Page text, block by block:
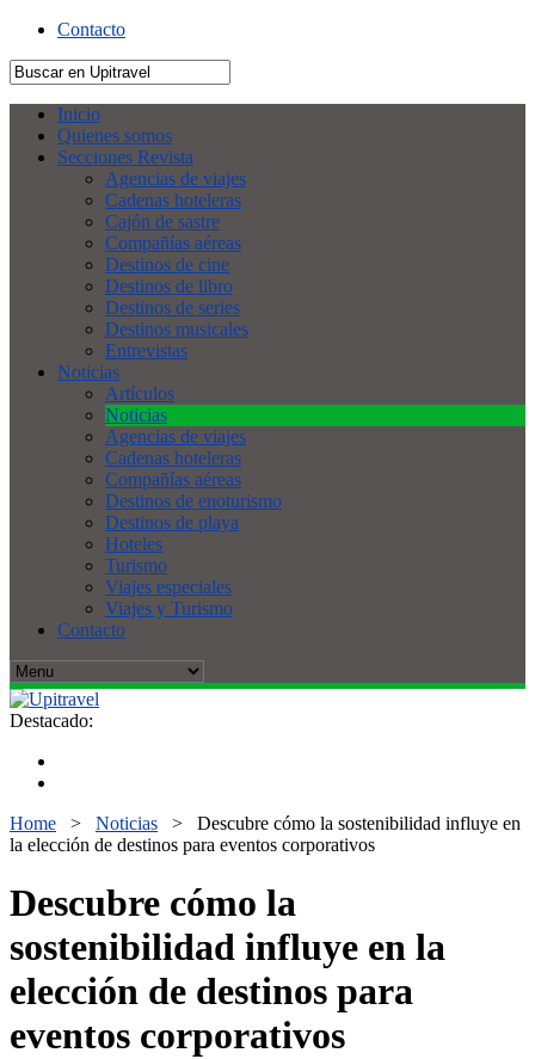
Contacto
Inicio
Quienes somos
Secciones Revista
Agencias de viajes
Cadenas hoteleras
Cajón de sastre
Compañías aéreas
Destinos de cine
Destinos de libro
Destinos de series
Destinos musicales
Entrevistas
Noticias
Artículos
Noticias
Agencias de viajes
Cadenas hoteleras
Compañías aéreas
Destinos de enoturismo
Destinos de playa
Hoteles
Turismo
Viajes especiales
Viajes y Turismo
Contacto
Destacado:
Home > Noticias > Descubre cómo la sostenibilidad influye en
la elección de destinos para eventos corporativos
Descubre cómo la
sostenibilidad influye en la
elección de destinos para
eventos corporativos